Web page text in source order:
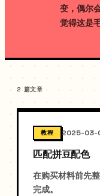
变，偶尔
觉得这是
2 篇文章
教程 2025-03-
匹配拼豆配色
在购买材料前先
完成。